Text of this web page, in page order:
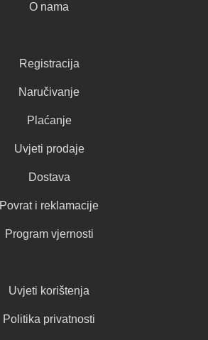
O nama
Registracija
Naručivanje
Plaćanje
Uvjeti prodaje
Dostava
Povrat i reklamacije
Program vjernosti
Uvjeti korištenja
Politika privatnosti